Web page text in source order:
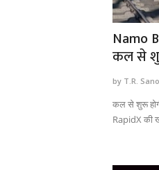
Namo
कल से
by T.R.
कल से शुरू
RapidX की